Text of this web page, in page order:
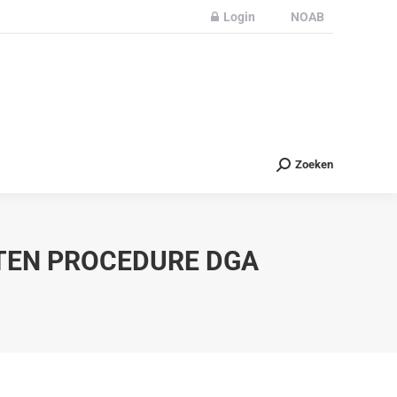
Login NOAB
Zoeken
PROCEDURE DGA
Partners Nieuws Contact Zoeken